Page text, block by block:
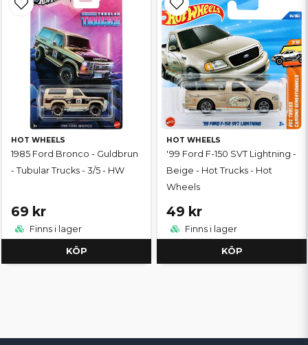
HOT WHEELS
1985 Ford Bronco - Guldbrun
- Tubular Trucks - 3/5 - HW
69 kr
Finns i lager
KÖP
HOT WHEELS
'99 Ford F-150 SVT Lightning -
Beige - Hot Trucks - Hot
Wheels
49 kr
Finns i lager
KÖP